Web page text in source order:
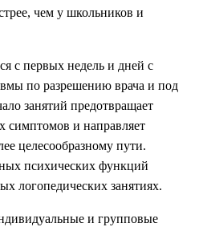
чем у школьников и
с первых недель и дней с
по разрешению врача и под
занятий предотвращает
симптомов и направляет
целесообразному пути.
психических функций
логопедических занятиях.
и групповые